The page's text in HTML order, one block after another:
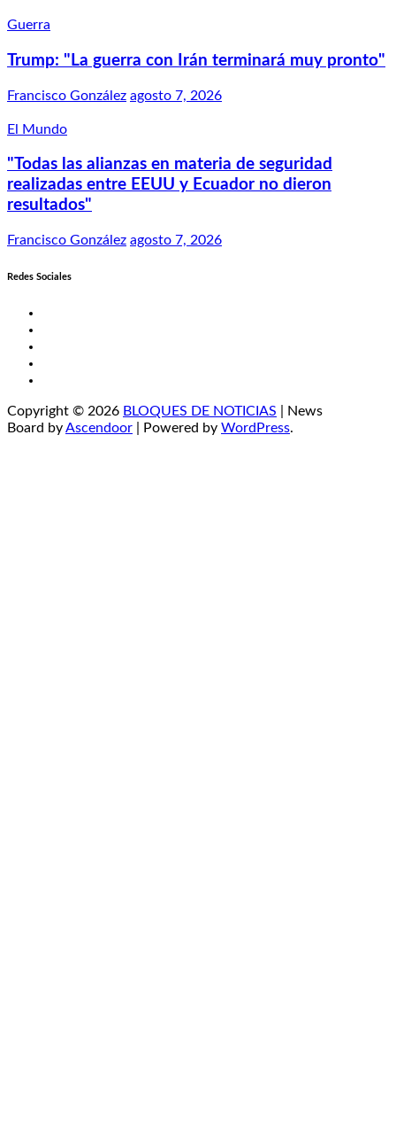
Guerra
Trump: "La guerra con Irán terminará muy pronto"
Francisco González agosto 7, 2026
El Mundo
"Todas las alianzas en materia de seguridad
realizadas entre EEUU y Ecuador no dieron
resultados"
Francisco González agosto 7, 2026
Redes Sociales
Copyright © 2026 BLOQUES DE NOTICIAS | News
Board byAscendoor | Powered by WordPress.